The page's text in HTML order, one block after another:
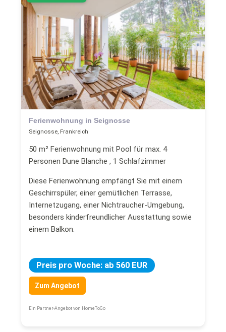
Ferienwohnung in Seignosse
Seignosse, Frankreich
50 m² Ferienwohnung mit Pool für max. 4
Personen Dune Blanche , 1 Schlafzimmer
Diese Ferienwohnung empfängt Sie mit einem
Geschirrspüler, einer gemütlichen Terrasse,
Internetzugang, einer Nichtraucher-Umgebung,
besonders kinderfreundlicher Ausstattung sowie
einem Balkon.
Preis pro Woche: ab 560 EUR
Zum Angebot
Ein Partner-Angebot von HomeToGo